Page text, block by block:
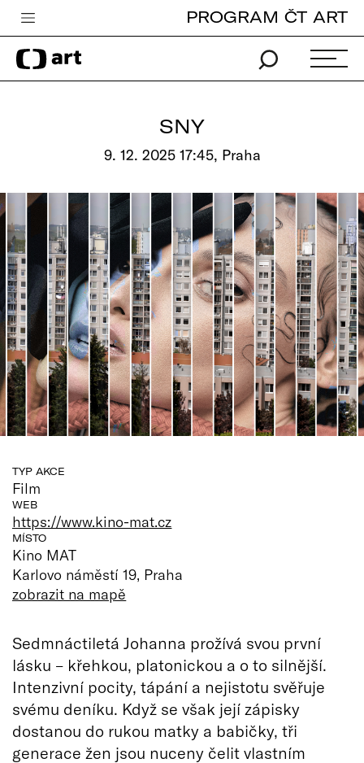
Česká televize
Zpravodajství
Pro děti
edu
Vše o ČT
PROGRAM ČT ART
SNY
9. 12. 2025 17:45, Praha
TYP AKCE
Film
WEB
https://www.kino-mat.cz
MÍSTO
Kino MAT
Karlovo náměstí 19, Praha
zobrazit na mapě
Sedmnáctiletá Johanna prožívá svou první
lásku – křehkou, platonickou a o to silnější.
Intenzivní pocity, tápání a nejistotu svěřuje
svému deníku. Když se však její zápisky
dostanou do rukou matky a babičky, tři
generace žen jsou nuceny čelit vlastním